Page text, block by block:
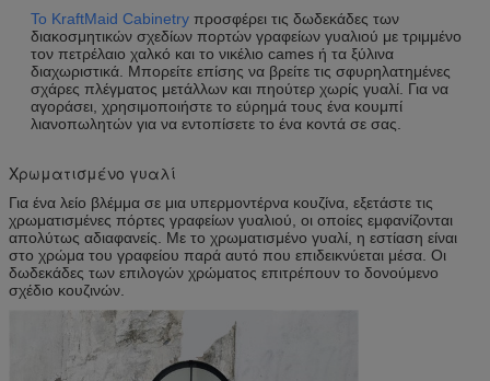
Το KraftMaid Cabinetry προσφέρει τις δωδεκάδες των
διακοσμητικών σχεδίων πορτών γραφείων γυαλιού με τριμμένο
τον πετρέλαιο χαλκό και το νικέλιο cames ή τα ξύλινα
διαχωριστικά. Μπορείτε επίσης να βρείτε τις σφυρηλατημένες
σχάρες πλέγματος μετάλλων και πηούτερ χωρίς γυαλί. Για να
αγοράσει, χρησιμοποιήστε το εύρημά τους ένα κουμπί
λιανοπωλητών για να εντοπίσετε το ένα κοντά σε σας.
Χρωματισμένο γυαλί
Για ένα λείο βλέμμα σε μια υπερμοντέρνα κουζίνα, εξετάστε τις
χρωματισμένες πόρτες γραφείων γυαλιού, οι οποίες εμφανίζονται
απολύτως αδιαφανείς. Με το χρωματισμένο γυαλί, η εστίαση είναι
στο χρώμα του γραφείου παρά αυτό που επιδεικνύεται μέσα. Οι
δωδεκάδες των επιλογών χρώματος επιτρέπουν το δονούμενο
σχέδιο κουζινών.